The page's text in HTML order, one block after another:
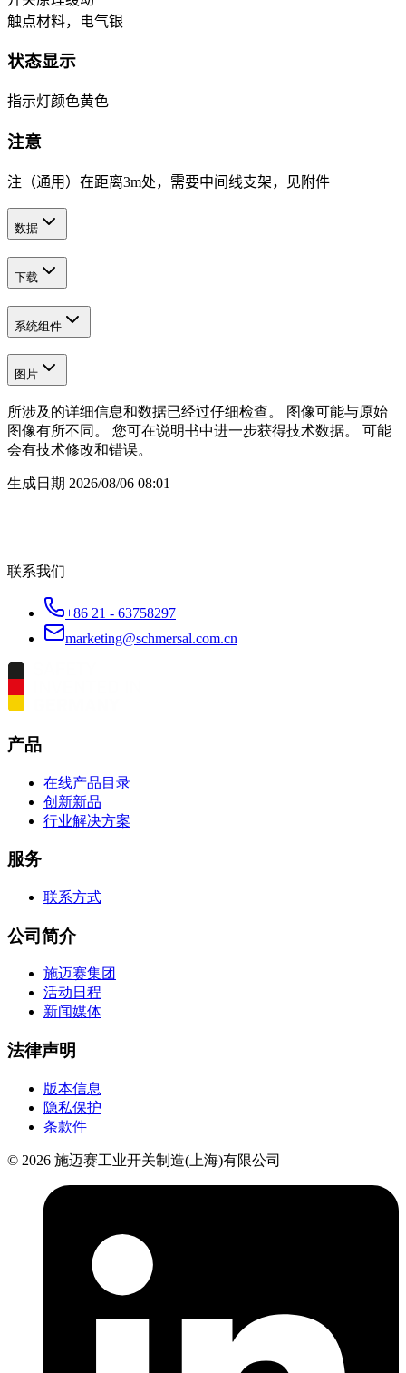
触点材料，电气银
状态显示
指示灯颜色黄色
注意
注（通用） 在距离3m处，需要中间线支架，见附件
数据
下载
系统组件
图片
所涉及的详细信息和数据已经过仔细检查。 图像可能与原始
图像有所不同。 您可在说明书中进一步获得技术数据。 可能
会有技术修改和错误。
生成日期 2026/08/06 08:01
联系我们
+86 21 - 63758297
marketing@schmersal.com.cn
产品
在线产品目录
创新新品
行业解决方案
服务
联系方式
公司简介
施迈赛集团
活动日程
新闻媒体
法律声明
版本信息
隐私保护
条款件
© 2026 施迈赛工业开关制造(上海)有限公司